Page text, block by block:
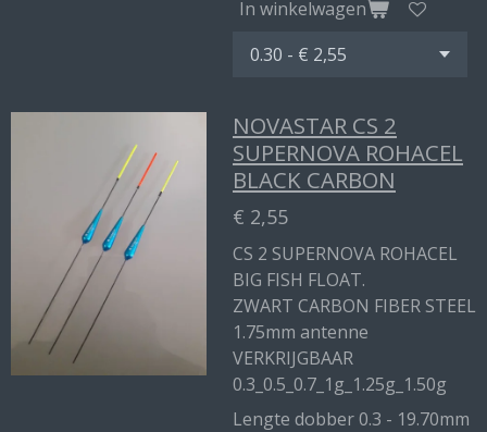
In winkelwagen
NOVASTAR CS 2
SUPERNOVA ROHACEL
BLACK CARBON
€ 2,55
CS 2 SUPERNOVA ROHACEL
BIG FISH FLOAT.
ZWART CARBON FIBER STEEL
1.75mm antenne
VERKRIJGBAAR
0.3_0.5_0.7_1g_1.25g_1.50g
Lengte dobber 0.3 - 19.70mm